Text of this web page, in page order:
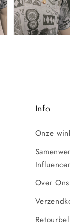
Info
Onze
Over